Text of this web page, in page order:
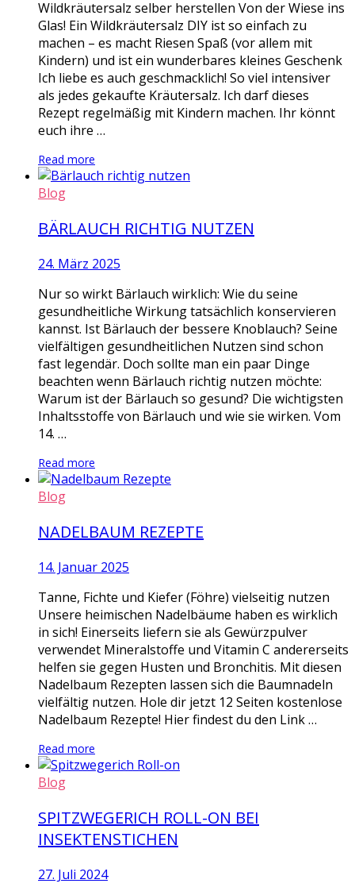
Wildkräutersalz selber herstellen Von der Wiese ins
Glas! Ein Wildkräutersalz DIY ist so einfach zu
machen – es macht Riesen Spaß (vor allem mit
Kindern) und ist ein wunderbares kleines Geschenk
Ich liebe es auch geschmacklich! So viel intensiver
als jedes gekaufte Kräutersalz. Ich darf dieses
Rezept regelmäßig mit Kindern machen. Ihr könnt
euch ihre …
Read more
Blog
BÄRLAUCH RICHTIG NUTZEN
24. März 2025
Nur so wirkt Bärlauch wirklich: Wie du seine
gesundheitliche Wirkung tatsächlich konservieren
kannst. Ist Bärlauch der bessere Knoblauch? Seine
vielfältigen gesundheitlichen Nutzen sind schon
fast legendär. Doch sollte man ein paar Dinge
beachten wenn Bärlauch richtig nutzen möchte:
Warum ist der Bärlauch so gesund? Die wichtigsten
Inhaltsstoffe von Bärlauch und wie sie wirken. Vom
14. …
Read more
Blog
NADELBAUM REZEPTE
14. Januar 2025
Tanne, Fichte und Kiefer (Föhre) vielseitig nutzen
Unsere heimischen Nadelbäume haben es wirklich
in sich! Einerseits liefern sie als Gewürzpulver
verwendet Mineralstoffe und Vitamin C andererseits
helfen sie gegen Husten und Bronchitis. Mit diesen
Nadelbaum Rezepten lassen sich die Baumnadeln
vielfältig nutzen. Hole dir jetzt 12 Seiten kostenlose
Nadelbaum Rezepte! Hier findest du den Link …
Read more
Blog
SPITZWEGERICH ROLL-ON BEI
INSEKTENSTICHEN
27. Juli 2024